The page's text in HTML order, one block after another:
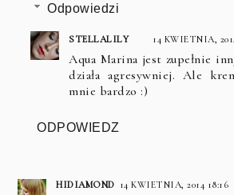
Odpowiedzi
STELLALILY 14 KWIETNIA,
Aqua Marina jest zupełnie
działa agresywniej. Ale
mnie bardzo :)
ODPOWIEDZ
HIDIAMOND 14 KWIETNIA, 2014 18:16